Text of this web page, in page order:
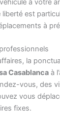
à votre
est
à
la
Casablanca à
vous, des
vous
fixes.